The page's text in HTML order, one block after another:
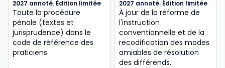
2027 annoté. Édition limitée
Toute la procédure
pénale (textes et
jurisprudence) dans le
code de référence des
praticiens.
2027 annoté. Édition limitée
À jour de la réforme de
l'instruction
conventionnelle et de la
recodification des modes
amiables de résolution
des différends.